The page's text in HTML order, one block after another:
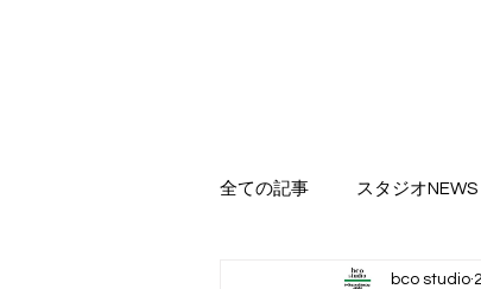
全ての記事 スタジオNEWS
bco studio